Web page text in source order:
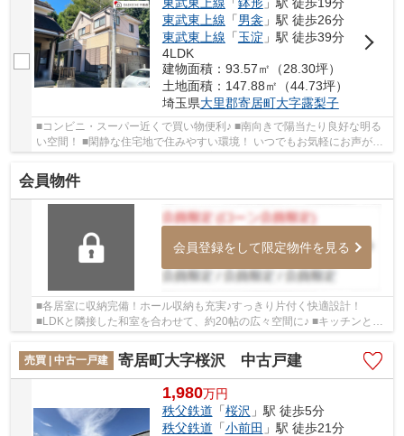
東武東上線 「男衾」駅 徒歩26分
東武東上線 「玉淀 」駅 徒歩39分
4LDK
建物面積：93.57㎡（28.30坪）
土地面積：147.88㎡（44.73坪）
埼玉県大里郡寄居町大字露梨子
■コンビニ・スーパー近くで買い物便利♪ ■南向きで陽当たり良好な明る
い空間！ ■閑静な住宅地で住みやすい環境！ いつでもお気軽にお声がけ
会員物件
会員登録をして限定物件を見る
■各居室に収納完備！ホール収納も充実♪すっきり片付く快適設計！
■LDKと隣接した和室を合わせて、約20帖の広々空間に♪ ■キッチンとホ
ールから出し入れ可能な収納は使い勝手◎生活に便利...
売買 | 中古一戸建
寄居町大字桜沢 中古戸建
1,980万円
秩父鉄道 「桜沢 」駅 徒歩5分
秩父鉄道 「小前田 」駅 徒歩21分